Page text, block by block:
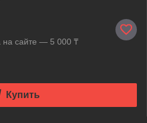
на сайте — 5 000 ₸
Купить